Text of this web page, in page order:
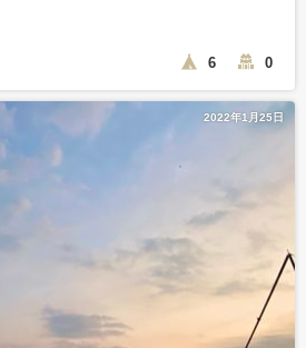
6 0
2022年1月25日